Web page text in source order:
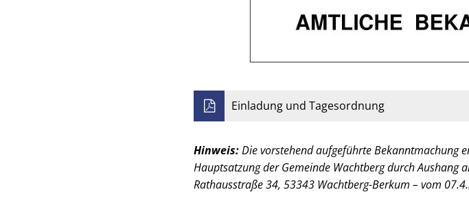
Einladung und Tagesordnung
Hinweis:Die vorstehend aufgeführte Bekanntmachung
Hauptsatzung der Gemeinde Wachtberg durch Aushang
Rathausstraße 34, 53343 Wachtberg-Berkum – vom